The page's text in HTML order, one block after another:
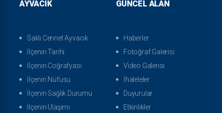
AYVACIK
Saklı Cennet Ayvacık
İlçenin Tarihi
İlçenin Coğrafyası
İlçenin Nüfusu
İlçenin Sağlık Durumu
İlçenin Ulaşımı
GÜNCEL ALAN
Haberler
Fotoğraf Galerisi
Video Galerisi
İhaleleler
Duyurular
Etkinlikler